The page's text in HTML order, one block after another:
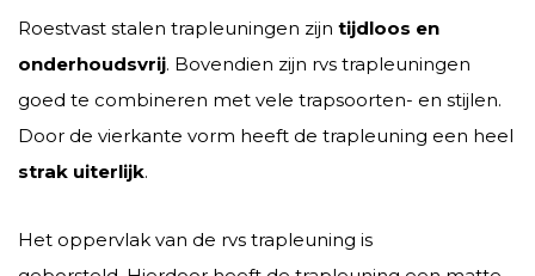
Roestvast stalen trapleuningen zijn tijdloos en
onderhoudsvrij. Bovendien zijn rvs trapleuningen
goed te combineren met vele trapsoorten- en stijlen.
Door de vierkante vorm heeft de trapleuning een heel
strak uiterlijk.
Het oppervlak van de rvs trapleuning is